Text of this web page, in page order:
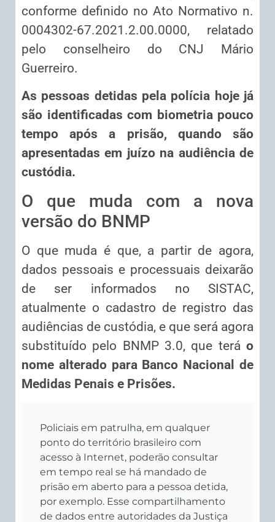
conforme definido no Ato Normativo n.
0004302-67.2021.2.00.0000, relatado
pelo conselheiro do CNJ Mário
Guerreiro.
As pessoas detidas pela polícia hoje já
são identificadas com biometria pouco
tempo após a prisão, quando são
apresentadas em juízo na audiência de
custódia.
O que muda com a nova
versão do BNMP
O que muda é que, a partir de agora,
dados pessoais e processuais deixarão
de ser informados no SISTAC,
atualmente o cadastro de registro das
audiências de custódia, e que será agora
substituído pelo BNMP 3.0, que terá o
nome alterado para Banco Nacional de
Medidas Penais e Prisões.
Policiais em patrulha, em qualquer
ponto do território brasileiro com
acesso à Internet, poderão consultar
em tempo real se há mandado de
prisão em aberto para a pessoa detida,
por exemplo. Esse compartilhamento
de dados entre autoridades da Justiça